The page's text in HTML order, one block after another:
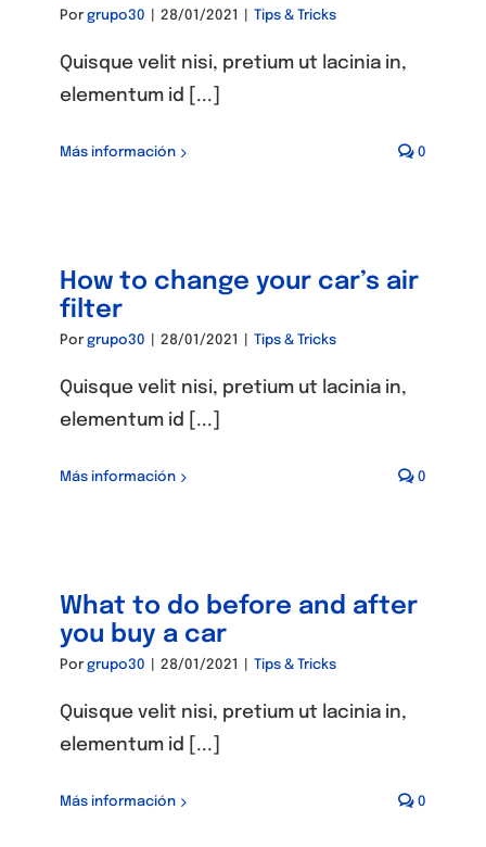
Porgrupo30 28/01/2021 Tips & Tricks
Quisque velit nisi, pretium ut lacinia in,
elementum id [...]
Más información 0
How to change your car’s air
filter
Porgrupo30 28/01/2021 Tips & Tricks
Quisque velit nisi, pretium ut lacinia in,
elementum id [...]
Más información 0
What to do before and after
you buy a car
Porgrupo30 28/01/2021 Tips & Tricks
Quisque velit nisi, pretium ut lacinia in,
elementum id [...]
Más información 0